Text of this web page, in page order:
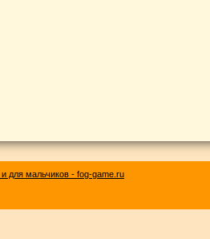
для мальчиков - fog-game.ru